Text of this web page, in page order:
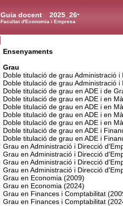
2025_26
Guia docent
Facultat d'Economia i Empresa
Ensenyaments
Grau
Doble titulació de grau Administració
Doble titulació de grau Administració
Doble titulació de grau en ADE i de
Doble titulació de grau en ADE i en
Doble titulació de grau en ADE i en
Doble titulació de grau en ADE i en
Doble titulació de grau en ADE i en
Doble titulació de grau en ADE i
Doble titulació de grau en ADE i
Grau en Administració i Direcció
Grau en Administració i Direcció
Grau en Administració i Direcció
Grau en Administració i Direcció
Grau en Economia (2009)
Grau en Economia (2024)
Grau en Finances i Comptabilitat
Grau en Finances i Comptabilitat